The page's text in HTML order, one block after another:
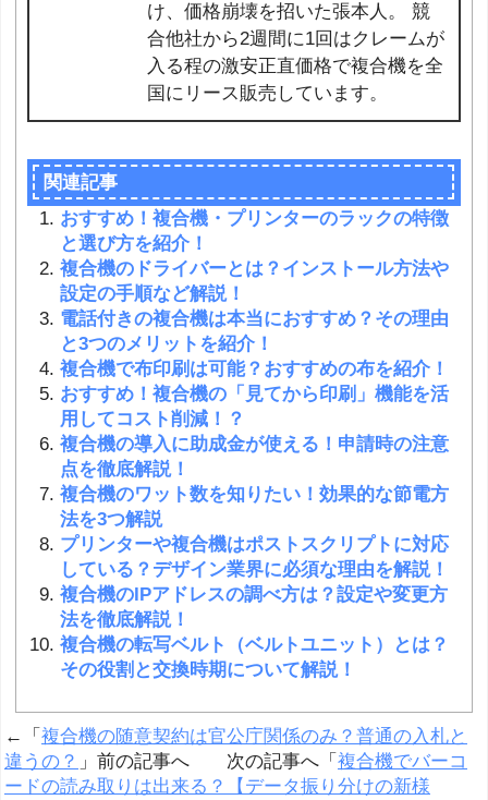
け、価格崩壊を招いた張本人。 競
合他社から2週間に1回はクレームが
入る程の激安正直価格で複合機を全
国にリース販売しています。
関連記事
おすすめ！複合機・プリンターのラックの特徴
と選び方を紹介！
複合機のドライバーとは？インストール方法や
設定の手順など解説！
電話付きの複合機は本当におすすめ？その理由
と3つのメリットを紹介！
複合機で布印刷は可能？おすすめの布を紹介！
おすすめ！複合機の「見てから印刷」機能を活
用してコスト削減！？
複合機の導入に助成金が使える！申請時の注意
点を徹底解説！
複合機のワット数を知りたい！効果的な節電方
法を3つ解説
プリンターや複合機はポストスクリプトに対応
している？デザイン業界に必須な理由を解説！
複合機のIPアドレスの調べ方は？設定や変更方
法を徹底解説！
複合機の転写ベルト（ベルトユニット）とは？
その役割と交換時期について解説！
←「 複合機の随意契約は官公庁関係のみ？普通の入札と
違うの？ 」前の記事へ 次の記事へ「 複合機でバーコ
ードの読み取りは出来る？【データ振り分けの新様